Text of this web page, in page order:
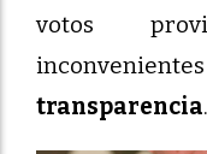
votos
transparencia.